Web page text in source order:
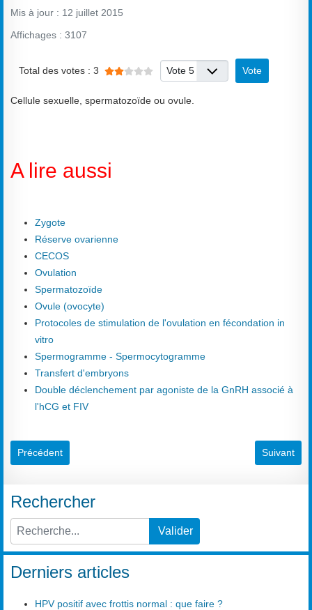
Mis à jour : 12 juillet 2015
Affichages : 3107
Total des votes : 3 Veuillez voter
Cellule sexuelle, spermatozoïde ou ovule.
A lire aussi
Zygote
Réserve ovarienne
CECOS
Ovulation
Spermatozoïde
Ovule (ovocyte)
Protocoles de stimulation de l'ovulation en fécondation in
vitro
Spermogramme - Spermocytogramme
Transfert d'embryons
Double déclenchement par agoniste de la GnRH associé à
l'hCG et FIV
Article précédent : Galactorragie
Précédent Article
Suivant
Rechercher
Type 2 or more characters for results.
Valider
Derniers articles
HPV positif avec frottis normal : que faire ?